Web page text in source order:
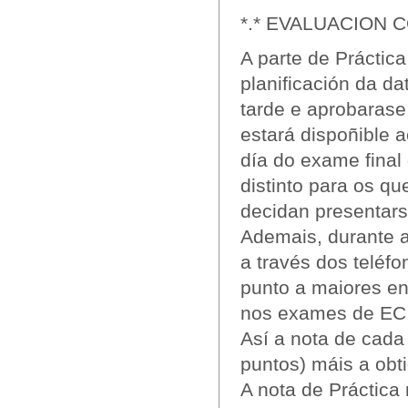
*.* EVALUACION
A parte de
planificación da
tarde e
estará dispoñible
día do exame
distinto para os
decidan
Ademais, durante
a través dos
punto a maiores
nos exames de
Así a nota de
puntos) máis a
A nota de